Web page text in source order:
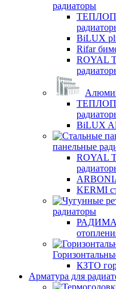
радиаторы
BiLUX
Rifar
ROYAL
BiLUX
панельные
ROYAL
KERMI
радиаторы
КЗТО
Арматура для